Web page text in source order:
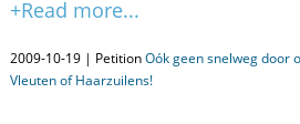
+Read more...
2009-10-19 | PetitionOók geen snelweg door
Vleuten of Haarzuilens!